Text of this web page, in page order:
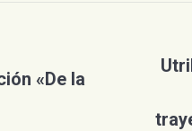
«De la